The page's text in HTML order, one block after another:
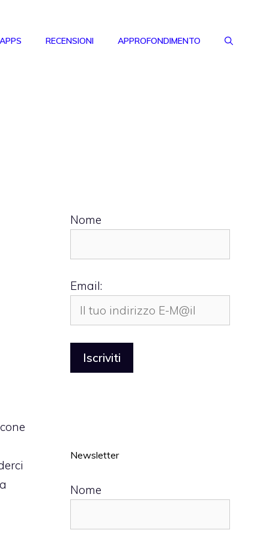
RECENSIONI APPROFONDIMENTO
Nome
Email:
Newsletter
Nome